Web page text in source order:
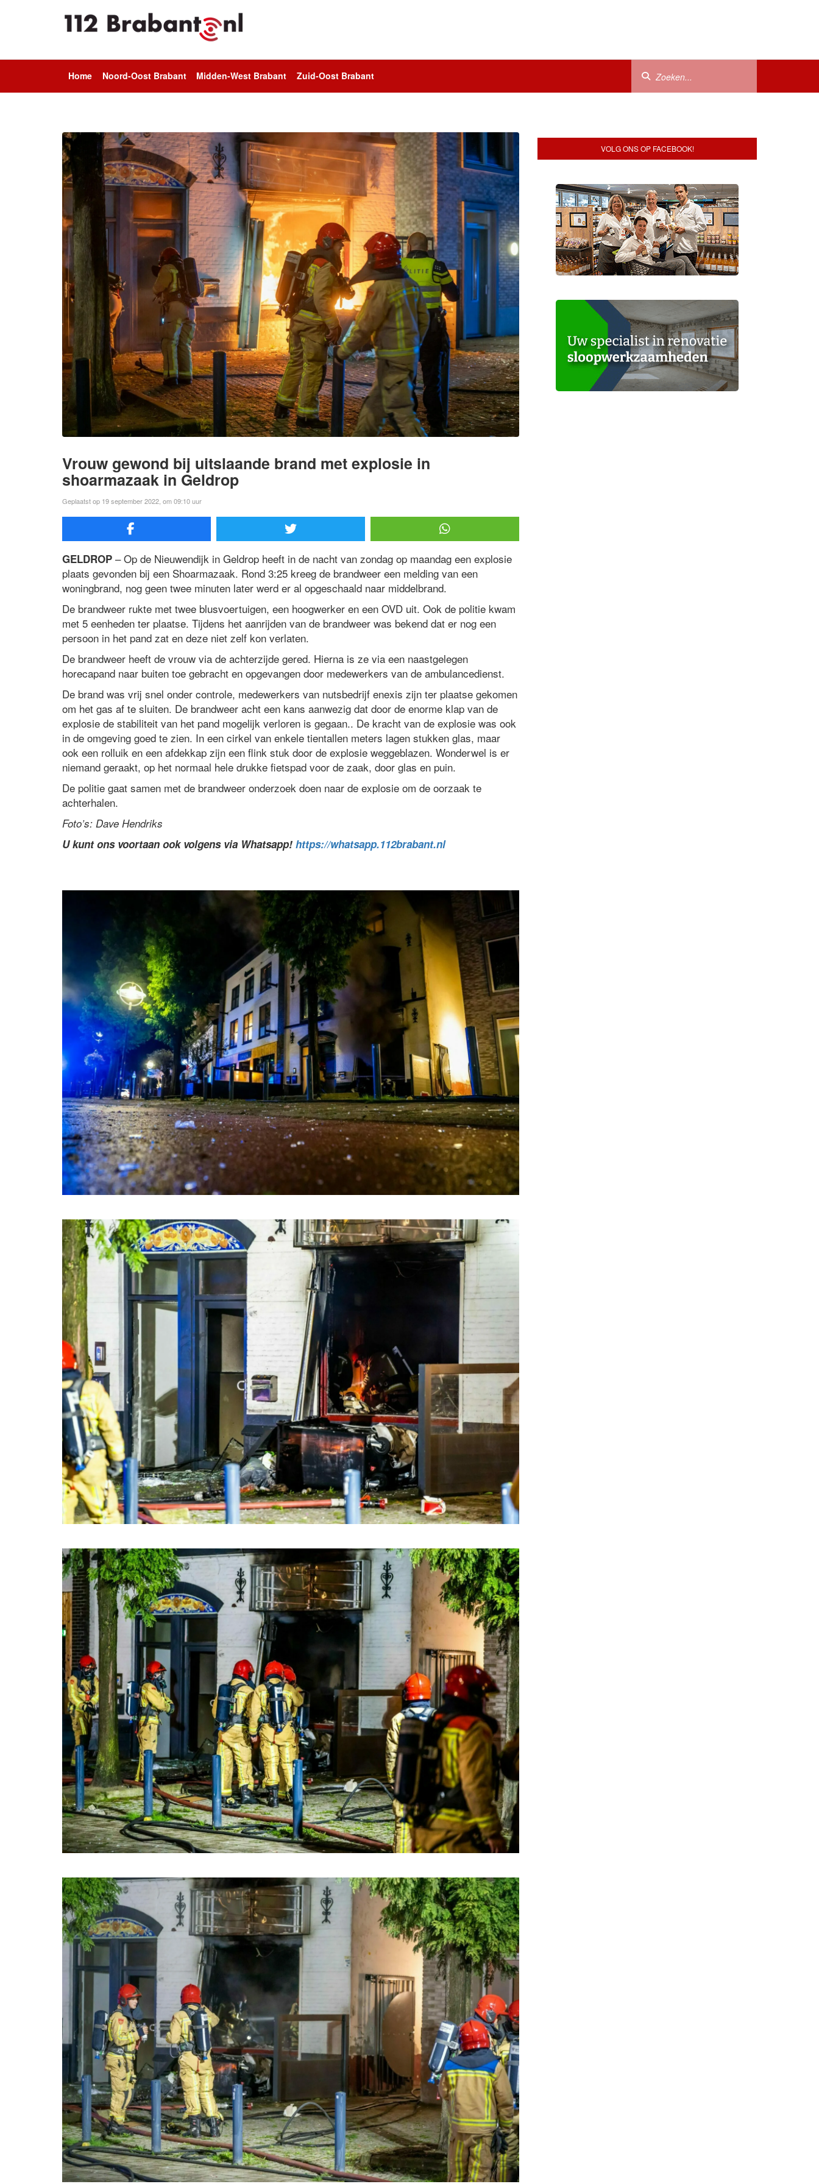
Home Noord-Oost Brabant Midden-West Brabant Zuid-Oost Brabant
Vrouw gewond bij uitslaande brand met explosie in
shoarmazaak in Geldrop
Geplaatst op 19 september 2022, om 09:10 uur
GELDROP – Op de Nieuwendijk in Geldrop heeft in de nacht van zondag op maandag een explosie
plaats gevonden bij een Shoarmazaak. Rond 3:25 kreeg de brandweer een melding van een
woningbrand, nog geen twee minuten later werd er al opgeschaald naar middelbrand.
De brandweer rukte met twee blusvoertuigen, een hoogwerker en een OVD uit. Ook de politie kwam
met 5 eenheden ter plaatse. Tijdens het aanrijden van de brandweer was bekend dat er nog een
persoon in het pand zat en deze niet zelf kon verlaten.
De brandweer heeft de vrouw via de achterzijde gered. Hierna is ze via een naastgelegen
horecapand naar buiten toe gebracht en opgevangen door medewerkers van de ambulancedienst.
De brand was vrij snel onder controle, medewerkers van nutsbedrijf enexis zijn ter plaatse gekomen
om het gas af te sluiten. De brandweer acht een kans aanwezig dat door de enorme klap van de
explosie de stabiliteit van het pand mogelijk verloren is gegaan.. De kracht van de explosie was ook
in de omgeving goed te zien. In een cirkel van enkele tientallen meters lagen stukken glas, maar
ook een rolluik en een afdekkap zijn een flink stuk door de explosie weggeblazen. Wonderwel is er
niemand geraakt, op het normaal hele drukke fietspad voor de zaak, door glas en puin.
De politie gaat samen met de brandweer onderzoek doen naar de explosie om de oorzaak te
achterhalen.
Foto’s: Dave Hendriks
U kunt ons voortaan ook volgens via Whatsapp! https://whatsapp.112brabant.nl
VOLG ONS OP FACEBOOK!